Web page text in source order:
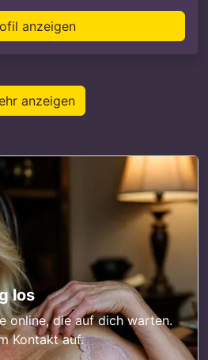
anzeigen
anzeigen
los
online, die auf dich warten.
Kontakt auf.